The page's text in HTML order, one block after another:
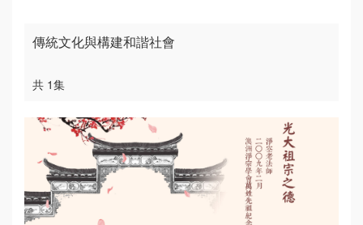
傳統文化與構建和諧社會
共 1集